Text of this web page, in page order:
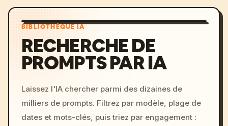
BIBLIOTHÈQUE IA
RECHERCHE DE
PROMPTS PAR IA
Laissez l'IA chercher parmi des dizaines de
milliers de prompts. Filtrez par modèle, plage de
dates et mots-clés, puis triez par engagement :